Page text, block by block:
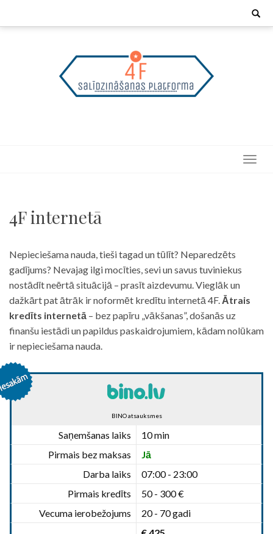
Search
4F internetā
Nepieciešama nauda, tieši tagad un tūlīt? Neparedzēts
gadījums? Nevajag ilgi mocīties, sevi un savus tuviniekus
nostādīt neērtā situācijā – prasīt aizdevumu. Vieglāk un
dažkārt pat ātrāk ir noformēt kredītu internetā 4F. Ātrais
kredīts internetā – bez papīru „vākšanas”, došanās uz
finanšu iestādi un papildus paskaidrojumiem, kādam nolūkam
ir nepieciešama nauda.
BINO atsauksmes
Saņemšanas laiks
10 min
Pirmais bez maksas
Jā
Darba laiks
07:00 - 23:00
Pirmais kredīts
50 - 300 €
Vecuma ierobežojums
20 - 70 gadi